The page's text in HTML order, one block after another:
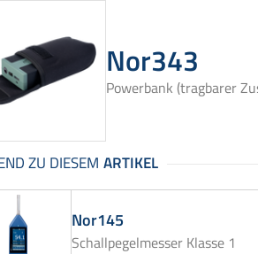
Nor343
Powerbank (tragbarer
Nor145
Schallpegelmesser Klasse 1